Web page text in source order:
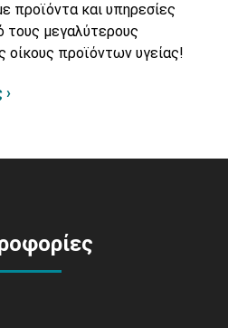
προϊόντα και υπηρεσίες
τους μεγαλύτερους
οίκους προϊόντων υγείας!
›